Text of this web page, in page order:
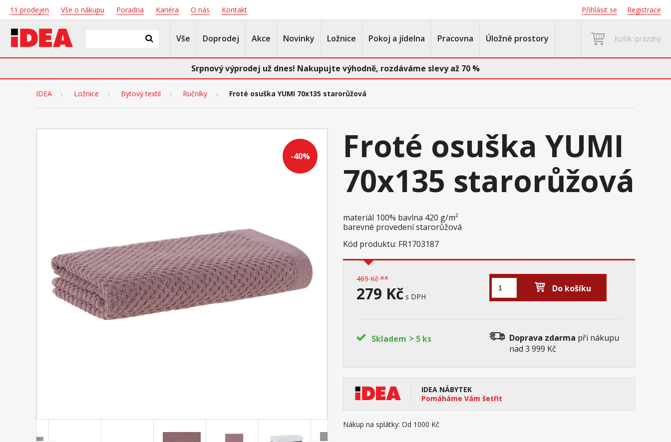
11 prodejen Vše o nákupu Poradna Kariéra O nás Kontakt Přihlásit se Registrace
Vše Doprodej Akce Novinky Ložnice Pokoj a jídelna Pracovna Úložné prostory Košík: prázdný
Srpnový výprodej už dnes! Nakupujte výhodně, rozdáváme slevy až 70 %
IDEA Ložnice Bytový textil Ručníky Froté osuška YUMI 70x135 starorůžová
-40%
Froté osuška YUMI
70x135 starorůžová
materiál 100% bavlna 420 g/m²
barevné provedení starorůžová
Kód produktu: FR1703187
469 Kč **
279 Kč s DPH
Do košíku
Skladem > 5 ks Doprava zdarma při nákupu
nad 3 999 Kč
IDEA NÁBYTEK
Pomáháme Vám šetřit
Nákup na splátky: Od 1000 Kč